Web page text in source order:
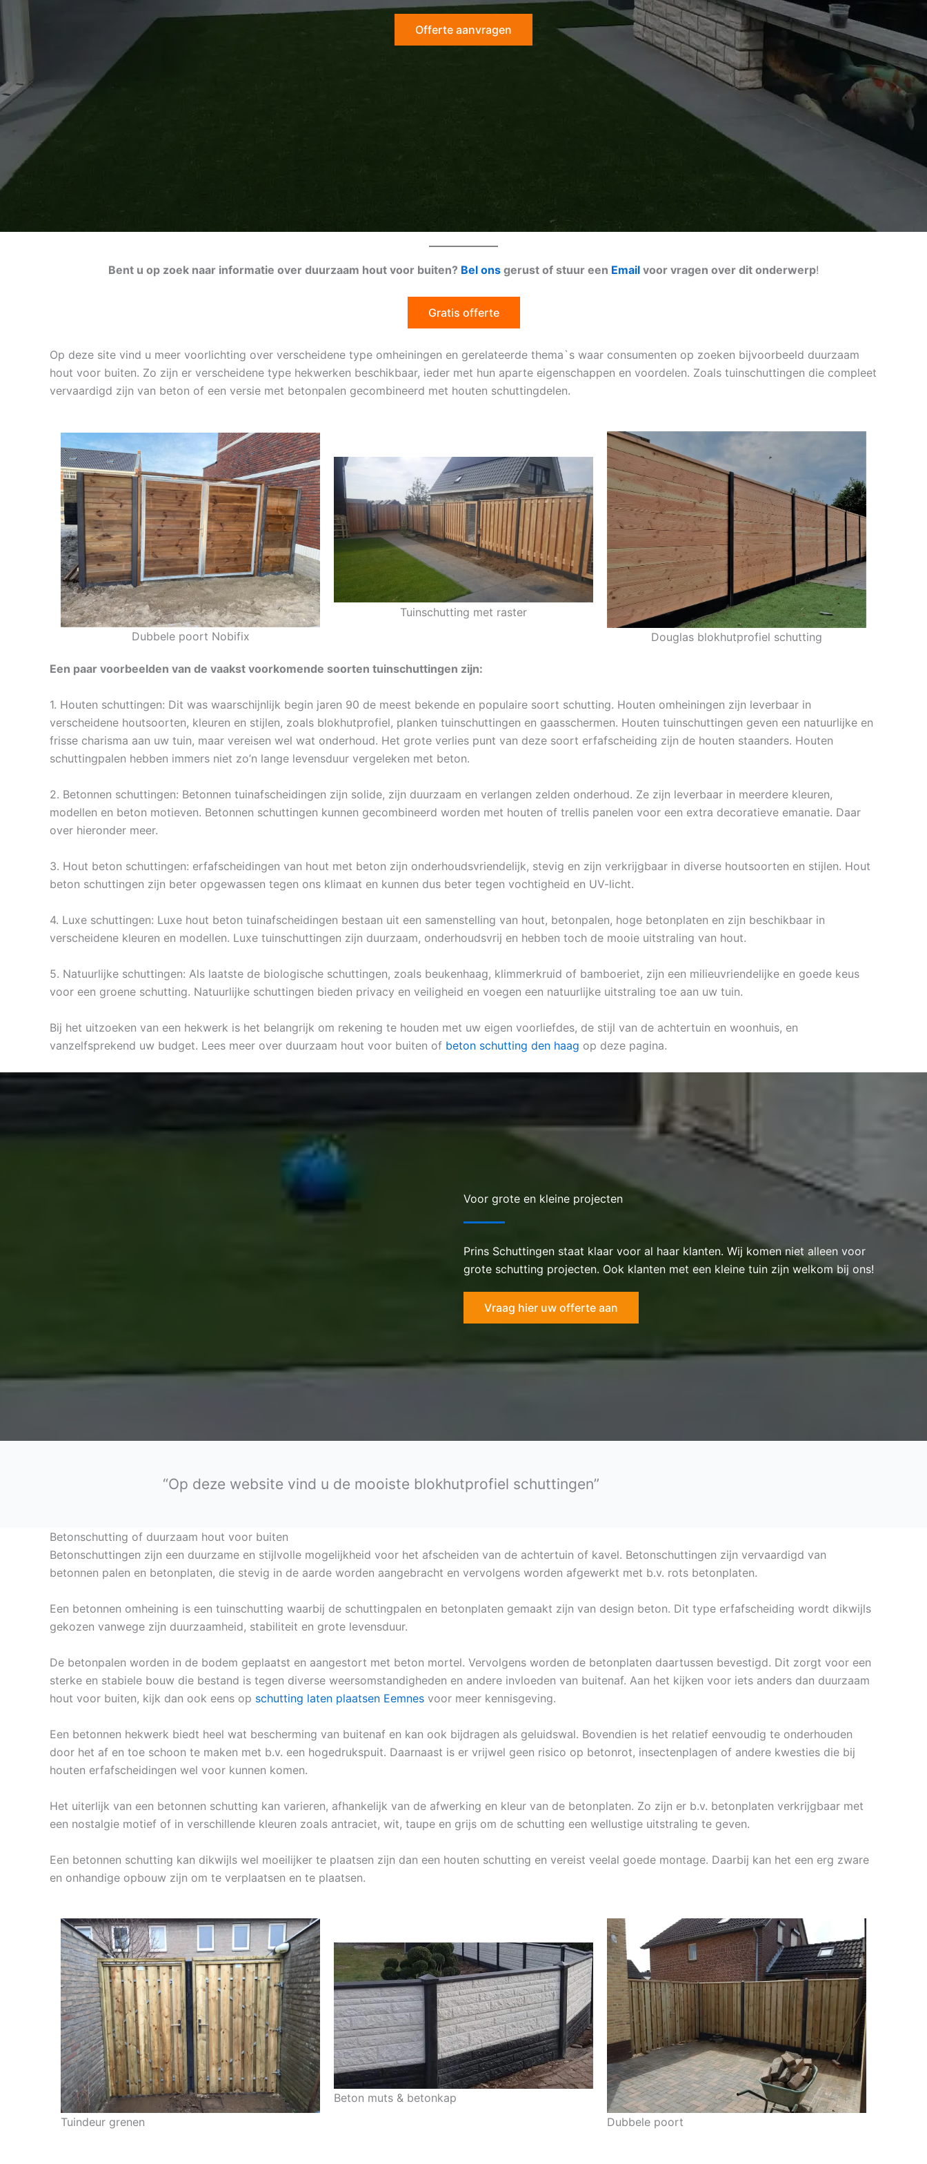
Offerte aanvragen
Bent u op zoek naar informatie over duurzaam hout voor buiten? Bel ons gerust of stuur een Email voor vragen over dit onderwerp!
Gratis offerte
Op deze site vind u meer voorlichting over verscheidene type omheiningen en gerelateerde thema`s waar consumenten op zoeken bijvoorbeeld duurzaam
hout voor buiten. Zo zijn er verscheidene type hekwerken beschikbaar, ieder met hun aparte eigenschappen en voordelen. Zoals tuinschuttingen die compleet
vervaardigd zijn van beton of een versie met betonpalen gecombineerd met houten schuttingdelen.
Dubbele poort Nobifix
Tuinschutting met raster
Douglas blokhutprofiel schutting
Een paar voorbeelden van de vaakst voorkomende soorten tuinschuttingen zijn:
1. Houten schuttingen: Dit was waarschijnlijk begin jaren 90 de meest bekende en populaire soort schutting. Houten omheiningen zijn leverbaar in
verscheidene houtsoorten, kleuren en stijlen, zoals blokhutprofiel, planken tuinschuttingen en gaasschermen. Houten tuinschuttingen geven een natuurlijke en
frisse charisma aan uw tuin, maar vereisen wel wat onderhoud. Het grote verlies punt van deze soort erfafscheiding zijn de houten staanders. Houten
schuttingpalen hebben immers niet zo’n lange levensduur vergeleken met beton.
2. Betonnen schuttingen: Betonnen tuinafscheidingen zijn solide, zijn duurzaam en verlangen zelden onderhoud. Ze zijn leverbaar in meerdere kleuren,
modellen en beton motieven. Betonnen schuttingen kunnen gecombineerd worden met houten of trellis panelen voor een extra decoratieve emanatie. Daar
over hieronder meer.
3. Hout beton schuttingen: erfafscheidingen van hout met beton zijn onderhoudsvriendelijk, stevig en zijn verkrijgbaar in diverse houtsoorten en stijlen. Hout
beton schuttingen zijn beter opgewassen tegen ons klimaat en kunnen dus beter tegen vochtigheid en UV-licht.
4. Luxe schuttingen: Luxe hout beton tuinafscheidingen bestaan uit een samenstelling van hout, betonpalen, hoge betonplaten en zijn beschikbaar in
verscheidene kleuren en modellen. Luxe tuinschuttingen zijn duurzaam, onderhoudsvrij en hebben toch de mooie uitstraling van hout.
5. Natuurlijke schuttingen: Als laatste de biologische schuttingen, zoals beukenhaag, klimmerkruid of bamboeriet, zijn een milieuvriendelijke en goede keus
voor een groene schutting. Natuurlijke schuttingen bieden privacy en veiligheid en voegen een natuurlijke uitstraling toe aan uw tuin.
Bij het uitzoeken van een hekwerk is het belangrijk om rekening te houden met uw eigen voorliefdes, de stijl van de achtertuin en woonhuis, en
vanzelfsprekend uw budget. Lees meer over duurzaam hout voor buiten of beton schutting den haag op deze pagina.
Voor grote en kleine projecten
Prins Schuttingen staat klaar voor al haar klanten. Wij komen niet alleen voor
grote schutting projecten. Ook klanten met een kleine tuin zijn welkom bij ons!
Vraag hier uw offerte aan
“Op deze website vind u de mooiste blokhutprofiel schuttingen”
Betonschutting of duurzaam hout voor buiten
Betonschuttingen zijn een duurzame en stijlvolle mogelijkheid voor het afscheiden van de achtertuin of kavel. Betonschuttingen zijn vervaardigd van
betonnen palen en betonplaten, die stevig in de aarde worden aangebracht en vervolgens worden afgewerkt met b.v. rots betonplaten.
Een betonnen omheining is een tuinschutting waarbij de schuttingpalen en betonplaten gemaakt zijn van design beton. Dit type erfafscheiding wordt dikwijls
gekozen vanwege zijn duurzaamheid, stabiliteit en grote levensduur.
De betonpalen worden in de bodem geplaatst en aangestort met beton mortel. Vervolgens worden de betonplaten daartussen bevestigd. Dit zorgt voor een
sterke en stabiele bouw die bestand is tegen diverse weersomstandigheden en andere invloeden van buitenaf. Aan het kijken voor iets anders dan duurzaam
hout voor buiten, kijk dan ook eens op schutting laten plaatsen Eemnes voor meer kennisgeving.
Een betonnen hekwerk biedt heel wat bescherming van buitenaf en kan ook bijdragen als geluidswal. Bovendien is het relatief eenvoudig te onderhouden
door het af en toe schoon te maken met b.v. een hogedrukspuit. Daarnaast is er vrijwel geen risico op betonrot, insectenplagen of andere kwesties die bij
houten erfafscheidingen wel voor kunnen komen.
Het uiterlijk van een betonnen schutting kan varieren, afhankelijk van de afwerking en kleur van de betonplaten. Zo zijn er b.v. betonplaten verkrijgbaar met
een nostalgie motief of in verschillende kleuren zoals antraciet, wit, taupe en grijs om de schutting een wellustige uitstraling te geven.
Een betonnen schutting kan dikwijls wel moeilijker te plaatsen zijn dan een houten schutting en vereist veelal goede montage. Daarbij kan het een erg zware
en onhandige opbouw zijn om te verplaatsen en te plaatsen.
Tuindeur grenen
Beton muts & betonkap
Dubbele poort